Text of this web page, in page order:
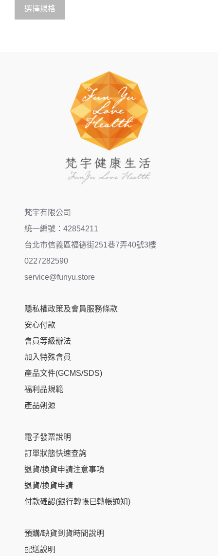
5
選擇規格
梵宇有限公司
統一編號：42854211
台北市信義區福德街251巷7弄40號3樓
0227282590
service@funyu.store
隱私權政策及會員服務條款
安心付款
會員等級辦法
加入特殊會員
產品文件(GCMS/SDS)
福利品規範
產品朔源
電子發票說明
訂單狀態快速查詢
退貨/換貨申請注意事項
退貨/換貨申請
付款確認(銀行轉帳已轉帳通知)
預購/缺貨到貨時間說明
配送說明